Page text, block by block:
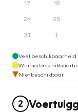
17
18
24
25
31
1
Veel beschikbaarheid
Weinig
Niet beschikbaar
2